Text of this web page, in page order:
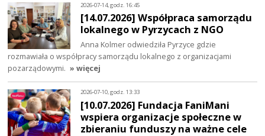
2026-07-14, godz. 16:45
[14.07.2026] Współpraca samorządu
lokalnego w Pyrzycach z NGO
Anna Kolmer odwiedziła Pyrzyce gdzie
rozmawiała o współpracy samorządu lokalnego z organizacjami
pozarządowymi. » więcej
2026-07-10, godz. 13:33
[10.07.2026] Fundacja FaniMani
wspiera organizacje społeczne w
zbieraniu funduszy na ważne cele